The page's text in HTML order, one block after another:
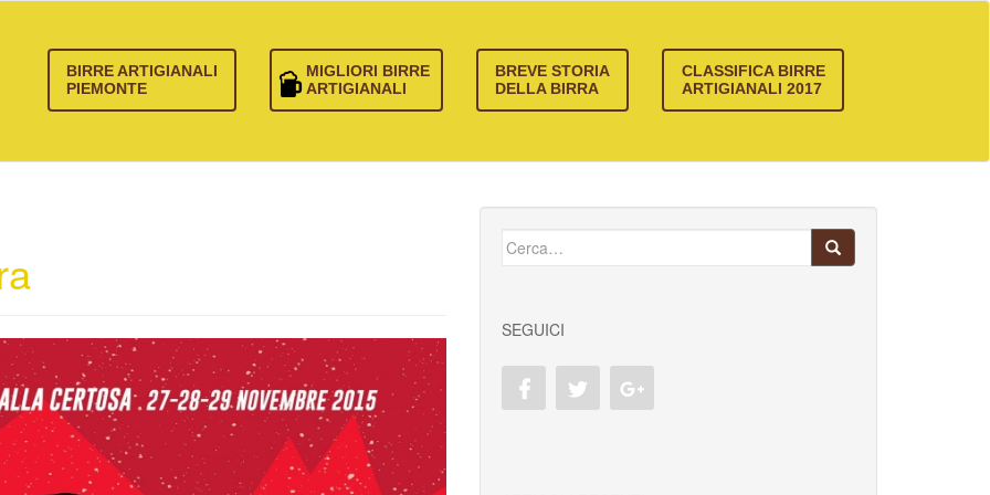
BIRRE ARTIGIANALI
PIEMONTE
MIGLIORI BIRRE
ARTIGIANALI
BREVE STORIA
DELLA BIRRA
CLASSIFICA BIRRE
ARTIGIANALI 2017
Cerca:
SEGUICI